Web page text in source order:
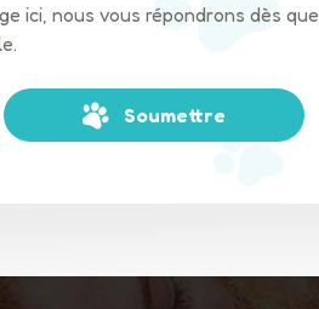
ici, nous vous répondrons dès que
Soumettre